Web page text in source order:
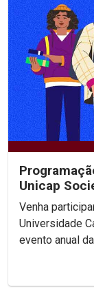
Unicap
Venha
Universidade
evento anual